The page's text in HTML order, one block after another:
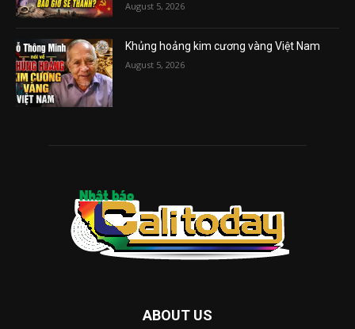
August 5, 2026
Khủng hoảng kim cương vàng Việt Nam
August 5, 2026
ABOUT US